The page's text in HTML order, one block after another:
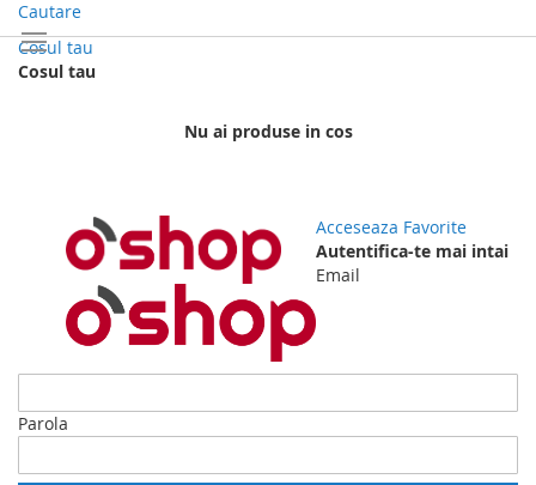
Mergi
la
Continut
Cautare
Cosul tau
Cosul tau
Nu ai produse in cos
Acceseaza Favorite
Autentifica-te mai intai
Email
Parola